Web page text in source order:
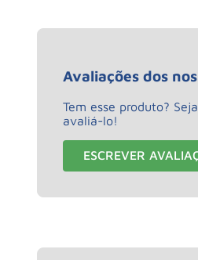
Avaliações dos
Tem esse produto?
avaliá-lo!
ESCREVER